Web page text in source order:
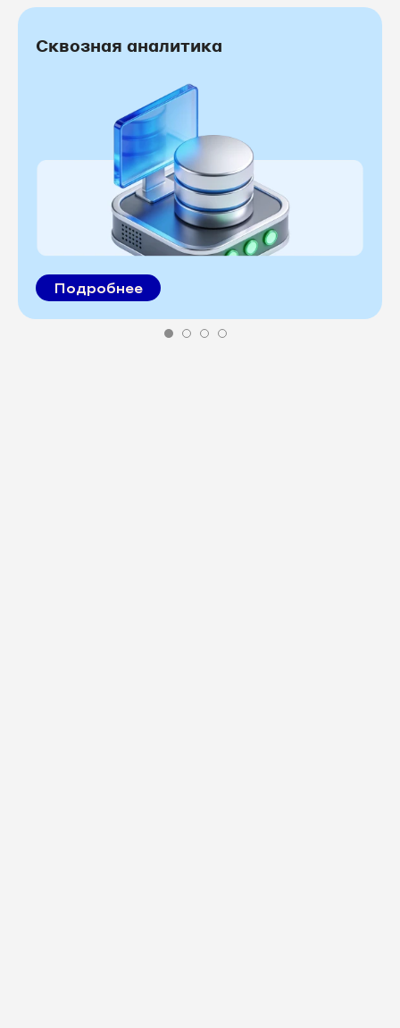
Сквозная аналитика
Подробнее